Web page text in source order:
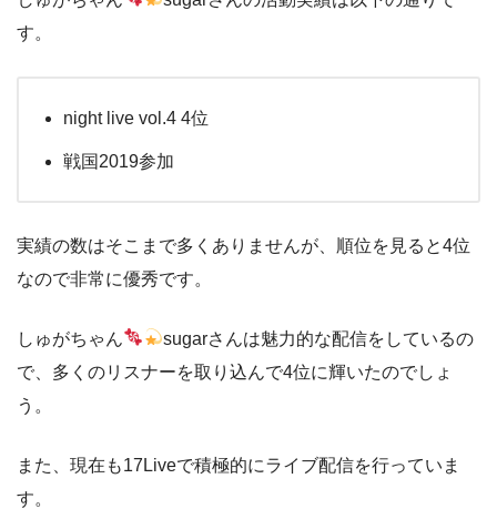
す。
night live vol.4 4位
戦国2019参加
実績の数はそこまで多くありませんが、順位を見ると4位
なので非常に優秀です。
しゅがちゃん
sugarさんは魅力的な配信をしているの
で、多くのリスナーを取り込んで4位に輝いたのでしょ
う。
また、現在も17Liveで積極的にライブ配信を行っていま
す。